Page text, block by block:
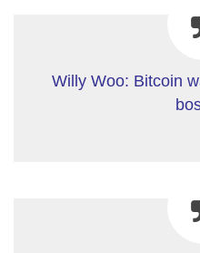
Willy Woo: Bitcoin